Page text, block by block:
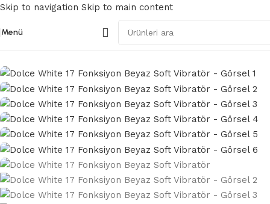
Skip to navigation Skip to main content
Menü
Modern Vibratörler